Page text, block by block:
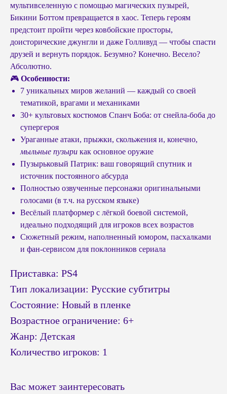
мультивселенную с помощью магических пузырей,
Бикини Боттом превращается в хаос. Теперь героям
предстоит пройти через ковбойские просторы,
доисторические джунгли и даже Голливуд — чтобы спасти
друзей и вернуть порядок. Безумно? Конечно. Весело?
Абсолютно.
🎮 Особенности:
7 уникальных миров желаний — каждый со своей
тематикой, врагами и механиками
30+ культовых костюмов Спанч Боба: от снейла-боба до
супергероя
Ураганные атаки, прыжки, скольжения и, конечно,
мыльные пузыри как основное оружие
Пузырьковый Патрик: ваш говорящий спутник и
источник постоянного абсурда
Полностью озвученные персонажи оригинальными
голосами (в т.ч. на русском языке)
Весёлый платформер с лёгкой боевой системой,
идеально подходящий для игроков всех возрастов
Сюжетный режим, наполненный юмором, пасхалками
и фан-сервисом для поклонников сериала
Приставка: PS4
Тип локализации: Русские субтитры
Состояние: Новый в пленке
Возрастное ограничение: 6+
Жанр: Детская
Количество игроков: 1
Вас может заинтересовать